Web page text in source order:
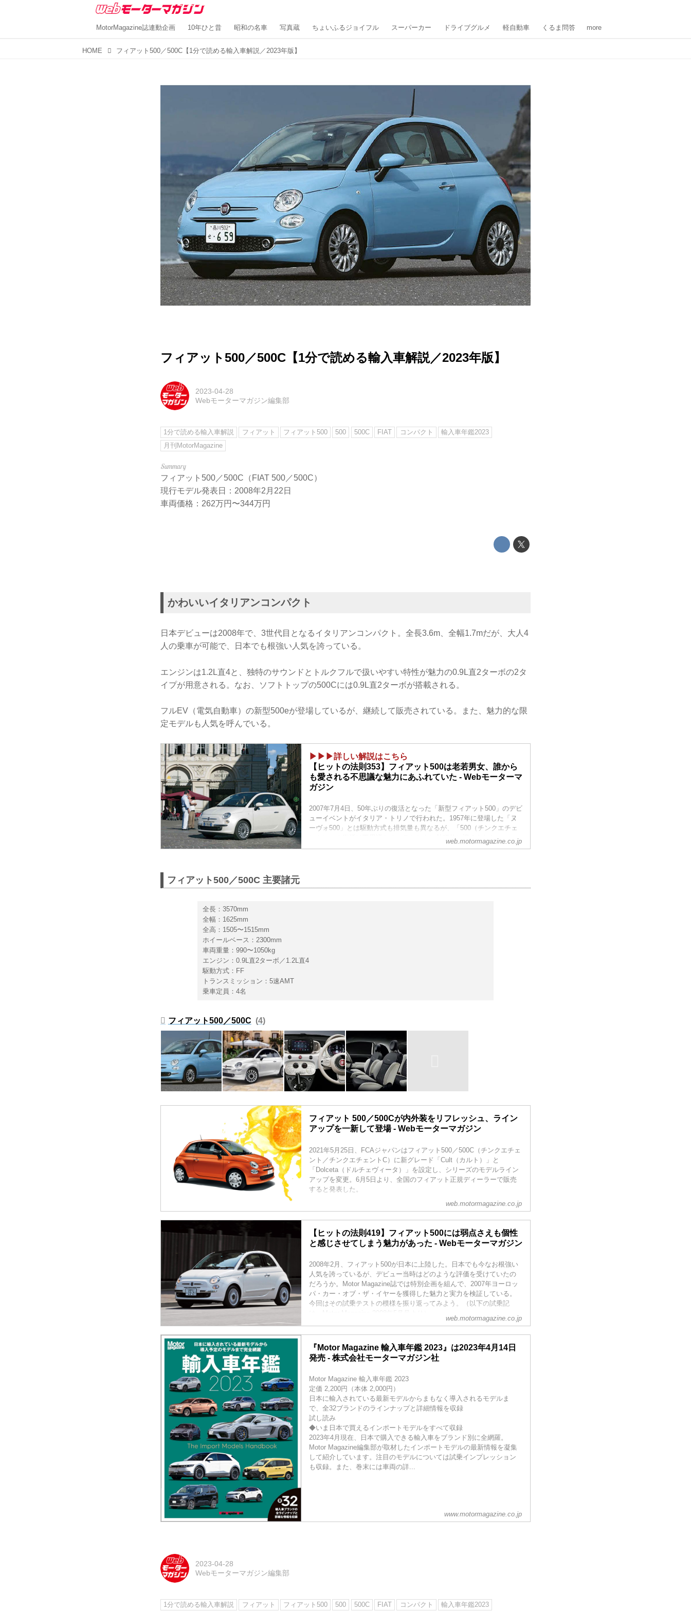
MotorMagazine誌連動企画 10年ひと昔 昭和の名車 写真蔵 ちょいふるジョイフル スーパーカー ドライブグルメ 軽自動車 くるま問答 more
HOME フィアット500／500C【1分で読める輸入車解説／2023年版】
フィアット500／500C【1分で読める輸入車解説／2023年版】
2023-04-28
Webモーターマガジン編集部
1分で読める輸入車解説 フィアット フィアット500 500 500C FIAT コンパクト
輸入車年鑑2023
月刊MotorMagazine
フィアット500／500C（FIAT 500／500C）
現行モデル発表日：2008年2月22日
車両価格：262万円〜344万円
かわいいイタリアンコンパクト
日本デビューは2008年で、3世代目となるイタリアンコンパクト。全長3.6m、全幅1.7mだが、大人4
人の乗車が可能で、日本でも根強い人気を誇っている。
エンジンは1.2L直4と、独特のサウンドとトルクフルで扱いやすい特性が魅力の0.9L直2ターボの2タ
イプが用意される。なお、ソフトトップの500Cには0.9L直2ターボが搭載される。
フルEV（電気自動車）の新型500eが登場しているが、継続して販売されている。また、魅力的な限
定モデルも人気を呼んでいる。
▶▶▶詳しい解説はこちら
【ヒットの法則353】フィアット500は老若男女、誰から
も愛される不思議な魅力にあふれていた - Webモーターマ
ガジン
2007年7月4日、50年ぶりの復活となった「新型フィアット500」のデビ
ューイベントがイタリア・トリノで行われた。1957年に登場した「ヌ
ーヴォ500」とは駆動方式も排気量も異なるが、「500（チンクエチェ
ント）」の復活は不思議なオーラとともに熱狂的に迎えられた。ここ
ではその記念すべきデビューイベントと、その後に行われた国際試乗
web.motormagazine.co.jp
フィアット500／500C 主要諸元
全長：3570mm
全幅：1625mm
全高：1505〜1515mm
ホイールベース：2300mm
車両重量：990〜1050kg
エンジン：0.9L直2ターボ／1.2L直4
駆動方式：FF
トランスミッション：5速AMT
乗車定員：4名
フィアット500／500C 4
フィアット 500／500Cが内外装をリフレッシュ、ライン
アップを一新して登場 - Webモーターマガジン
2021年5月25日、FCAジャパンはフィアット500／500C（チンクエチェ
ント／チンクエチェントC）に新グレード「Cult（カルト）」と
「Dolceta（ドルチェヴィータ）」を設定し、シリーズのモデルライン
アップを変更。6月5日より、全国のフィアット正規ディーラーで販売
すると発表した。
web.motormagazine.co.jp
【ヒットの法則419】フィアット500には弱点さえも個性
と感じさせてしまう魅力があった - Webモーターマガジン
2008年2月、フィアット500が日本に上陸した。日本でも今なお根強い
人気を誇っているが、デビュー当時はどのような評価を受けていたの
だろうか。Motor Magazine誌では特別企画を組んで、2007年ヨーロッ
パ・カー・オブ・ザ・イヤーを獲得した魅力と実力を検証している。
今回はその試乗テストの模様を振り返ってみよう。（以下の試乗記
web.motormagazine.co.jp
『Motor Magazine 輸入車年鑑 2023』は2023年4月14日
発売 - 株式会社モーターマガジン社
Motor Magazine 輸入車年鑑 2023
定価 2,200円（本体 2,000円）
日本に輸入されている最新モデルからまもなく導入されるモデルま
で、全32ブランドのラインナップと詳細情報を収録
試し読み
◆いま日本で買えるインポートモデルをすべて収録
2023年4月現在、日本で購入できる輸入車をブランド別に全網羅。
Motor Magazine編集部が取材したインポートモデルの最新情報を凝集
して紹介しています。注目のモデルについては試乗インプレッション
も収録。また、巻末には車両の詳...
www.motormagazine.co.jp
2023-04-28
Webモーターマガジン編集部
1分で読める輸入車解説 フィアット フィアット500 500 500C FIAT コンパクト 輸入車年鑑2023